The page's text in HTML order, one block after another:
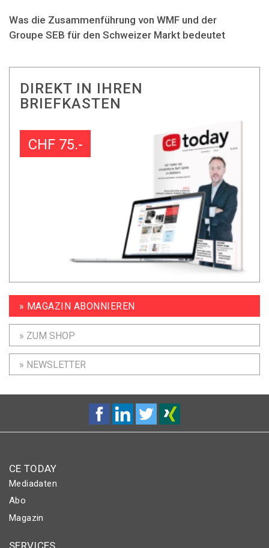
Was die Zusammenführung von WMF und der
Groupe SEB für den Schweizer Markt bedeutet
DIREKT IN IHREN
BRIEFKASTEN
CHF 75.-
» MAGAZIN ABONNIEREN
» ZUM SHOP
» NEWSLETTER
CE TODAY
Mediadaten
Abo
Magazin
SERVICES